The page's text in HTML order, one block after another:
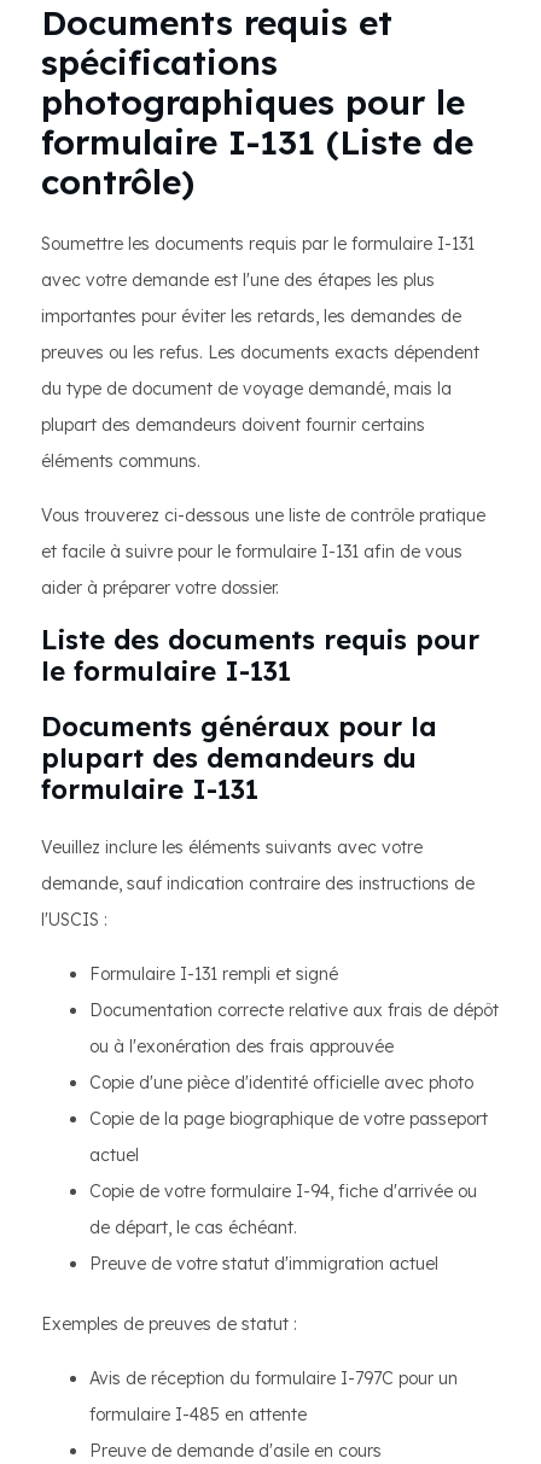
Documents requis et
spécifications
photographiques pour le
formulaire I-131 (Liste de
contrôle)
Soumettre les documents requis par le formulaire I-131
avec votre demande est l'une des étapes les plus
importantes pour éviter les retards, les demandes de
preuves ou les refus. Les documents exacts dépendent
du type de document de voyage demandé, mais la
plupart des demandeurs doivent fournir certains
éléments communs.
Vous trouverez ci-dessous une liste de contrôle pratique
et facile à suivre pour le formulaire I-131 afin de vous
aider à préparer votre dossier.
Liste des documents requis pour
le formulaire I-131
Documents généraux pour la
plupart des demandeurs du
formulaire I-131
Veuillez inclure les éléments suivants avec votre
demande, sauf indication contraire des instructions de
l'USCIS :
Formulaire I-131 rempli et signé
Documentation correcte relative aux frais de dépôt
ou à l'exonération des frais approuvée
Copie d'une pièce d'identité officielle avec photo
Copie de la page biographique de votre passeport
actuel
Copie de votre formulaire I-94, fiche d'arrivée ou
de départ, le cas échéant.
Preuve de votre statut d'immigration actuel
Exemples de preuves de statut :
Avis de réception du formulaire I-797C pour un
formulaire I-485 en attente
Preuve de demande d'asile en cours